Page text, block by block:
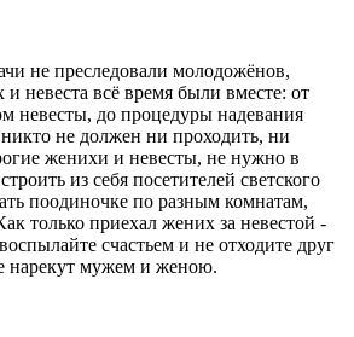
не преследовали молодожёнов,
невеста всё время были вместе: от
невесты, до процедуры надевания
не должен ни проходить, ни
женихи и невесты, не нужно в
из себя посетителей светского
поодиночке по разным комнатам,
только приехал жених за невестой -
счастьем и не отходите друг
нарекут мужем и женою.